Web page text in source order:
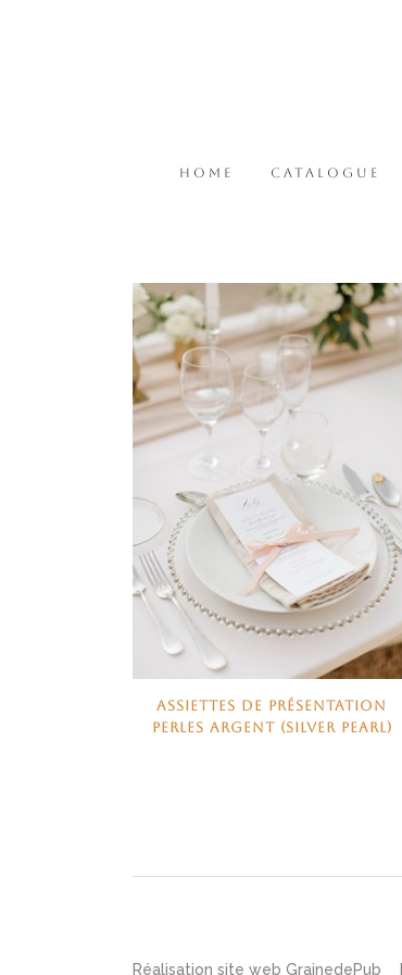
HOME CATALOGUE
ASSIETTES DE PRÉSENTATION
PERLES ARGENT (SILVER PEARL)
Réalisation site web GrainedePub